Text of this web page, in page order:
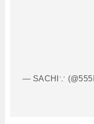
— SACHI∵